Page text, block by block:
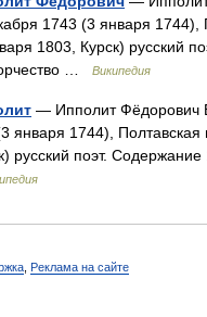
1743 (3 января 1744),
1803, Курск) русский
…
Википедия
— Ипполит Фёдорович
января 1744), Полтавская
русский поэт.
Реклама на сайте